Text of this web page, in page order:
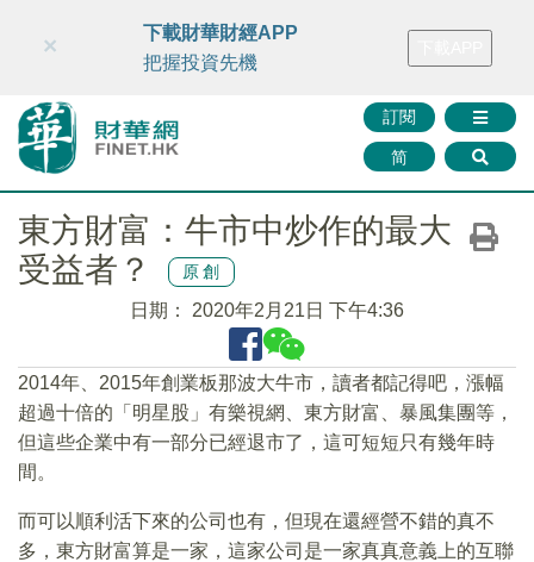
財華智庫網 FINTV FINMETA 財華證券 媒體矩陣
訂閱
简
×
下載財華財經APP
把握投資先機
東方財富：牛市中炒作的最大
受益者？
原創
日期： 2020年2月21日 下午4:36
2014年、2015年創業板那波大牛市，讀者都記得吧，漲幅
超過十倍的「明星股」有樂視網、東方財富、暴風集團等，
但這些企業中有一部分已經退市了，這可短短只有幾年時
間。
而可以順利活下來的公司也有，但現在還經營不錯的真不
多，東方財富算是一家，這家公司是一家真真意義上的互聯